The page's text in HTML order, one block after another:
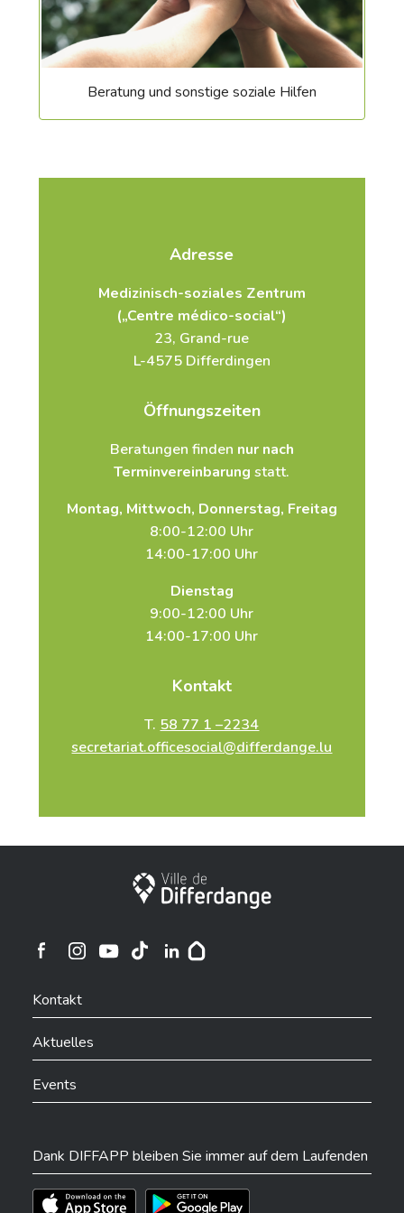
Beratung und sonstige soziale Hilfen
Adresse
Medizinisch-soziales Zentrum
(„Centre médico-social“)
23, Grand-rue
L-4575 Differdingen
Öffnungszeiten
Beratungen finden nur nach
Terminvereinbarung statt.
Montag, Mittwoch, Donnerstag, Freitag
8:00-12:00 Uhr
14:00-17:00 Uhr
Dienstag
9:00-12:00 Uhr
14:00-17:00 Uhr
Kontakt
T. 58 77 1 –2234
secretariat.officesocial@differdange.lu
Stadt Differdingen
Ville de Differdange sur Instagram
Kontakt
Aktuelles
Events
Dank DIFFAPP bleiben Sie immer auf dem Laufenden
Téléchargez l'app sur l'App StoreTéléchargez l'app sur Play Store